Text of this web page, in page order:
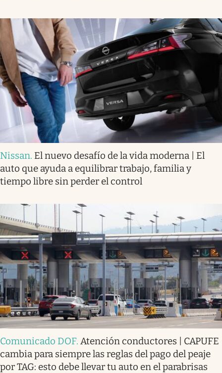
Nissan. El nuevo desafío de la vida moderna | El
auto que ayuda a equilibrar trabajo, familia y
tiempo libre sin perder el control
Comunicado DOF. Atención conductores | CAPUFE
cambia para siempre las reglas del pago del peaje
por TAG: esto debe llevar tu auto en el parabrisas